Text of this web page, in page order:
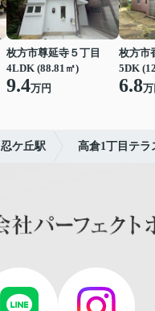
枚方市尊延寺５丁目
4LDK (88.81㎡)
9.4万円
枚方市
5DK
6.8万
忍ケ丘駅 高倉1丁目テ